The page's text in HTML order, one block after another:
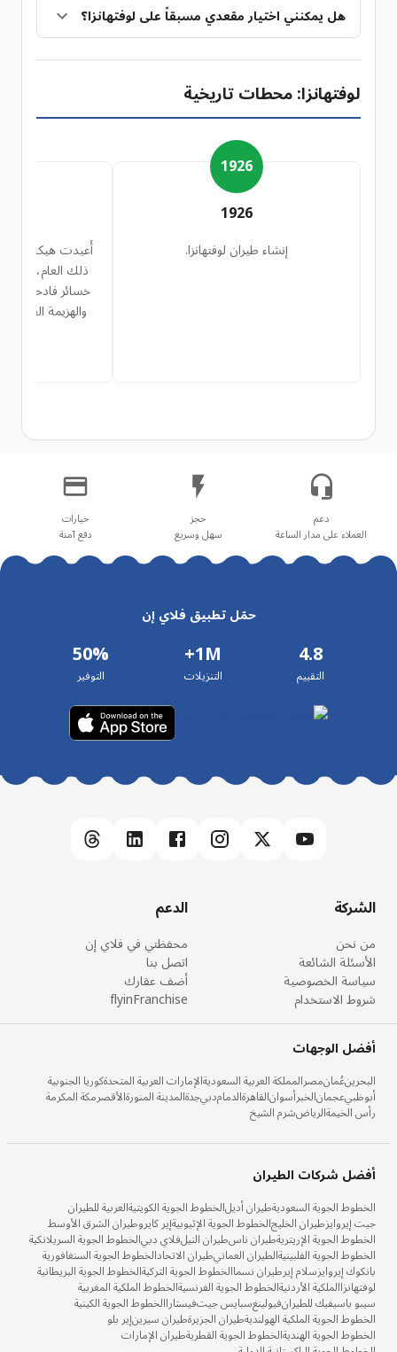
هل يمكنني اختيار مقعدي مسبقاً على لوفتهانزا؟
لوفتهانزا: محطات تاريخية
1926
1926
إنشاء طيران لوفتهانزا.
ذلك العام، من
خسائر فادحة
والهزيمة
دعم
العملاء على مدار الساعة
حجز
سهل وسريع
خيارات
دفع آمنة
حمّل تطبيق فلاي إن
4.8
التقييم
1M+
التنزيلات
50%
التوفير
الشركة
من نحن
الأسئلة الشائعة
سياسة الخصوصية
شروط الاستخدام
الدعم
محفظتي في فلاي إن
اتصل بنا
أضف عقارك
flyinFranchise
أفضل الوجهات
البحرينعُمانمصرالمملكة العربية السعوديةالإمارات العربية المتحدةكوريا الجنوبية
أبوظبيعجمانالخبرأسوانالقاهرةالدمامدبيجدةالمدينة المنورةالأقصرمكة المكرمة
رأس الخيمةالرياضشرم الشيخ
أفضل شركات الطيران
الخطوط الجوية السعوديةطيران أديلالخطوط الجوية الكويتيةالعربية للطيران
جيت إيروايزطيران الخليجالخطوط الجوية الإثيوبيةإير كايروطيران الشرق الأوسط
الخطوط الجوية الإريتريةطيران ناسطيران النيلفلاي دبيالخطوط الجوية السريلانكية
الخطوط الجوية الفلبينيةالطيران العمانيطيران الاتحادالخطوط الجوية السنغافورية
بانكوك إيروايزسلام إيرطيران نسماالخطوط الجوية التركيةالخطوط الجوية البريطانية
لوفتهانزاالملكية الأردنيةالخطوط الجوية الفرنسيةالخطوط الملكية المغربية
سيبو باسيفيك للطيرانفيولينغسبايس جيتفيستاراالخطوط الجوية الكينية
الخطوط الجوية الملكية الهولنديةطيران الجزيرةطيران سيرينإير بلو
الخطوط الجوية الهنديةالخطوط الجوية القطريةطيران الإمارات